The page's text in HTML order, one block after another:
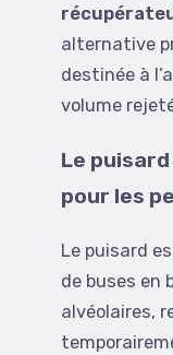
alternative
destinée à
volume
Le
pour les
Le puisard
de buses en
alvéolaires,